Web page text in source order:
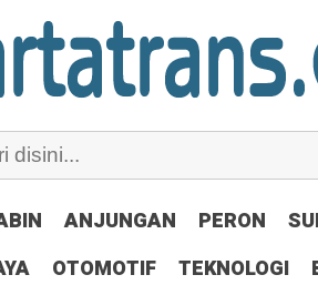
ANJUNGAN PERON
OTOMOTIF TEKNOLOGI